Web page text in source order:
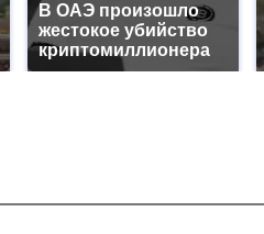
В ОАЭ произошло
жестокое убийство
криптомиллионера